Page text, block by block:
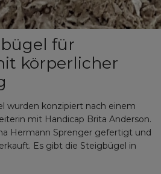
für
körperlicher
wurden konzipiert nach einem
mit Handicap Brita Anderson.
Hermann Sprenger gefertigt und
Es gibt die Steigbügel in